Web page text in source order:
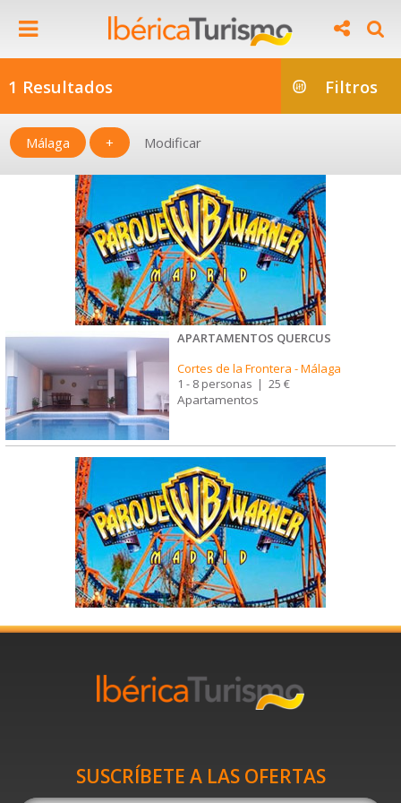
1 Resultados Filtros
Málaga + Modificar
APARTAMENTOS QUERCUS
Cortes de la Frontera -Málaga
1 - 8 personas | 25 €
Apartamentos
SUSCRÍBETE A LAS OFERTAS